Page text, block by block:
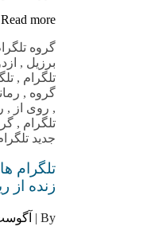
Read more »
گروه
برزیل ,
تلگرام ,
گروه ,
, روی از ,
تلگرام ,
جدید
زنده از
By | آگوست 12,